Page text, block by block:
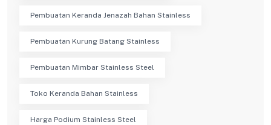
Pembuatan Keranda Jenazah Bahan Stainless
Pembuatan Kurung Batang Stainless
Pembuatan Mimbar Stainless Steel
Toko Keranda Bahan Stainless
Harga Podium Stainless Steel